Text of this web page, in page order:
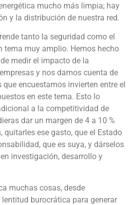
mucho más limpia; hay
y la distribución de nuestra red.
tanto la seguridad como el
tema muy amplio. Hemos hecho
medir el impacto de la
y nos damos cuenta de
que encuestamos invierten entre el
en este tema. Esto lo
a la competitividad de
dar un margen de 4 a 10 %
quitarles ese gasto, que el Estado
que es suya, y dárselos
investigación, desarrollo y
muchas cosas, desde
burocrática para generar